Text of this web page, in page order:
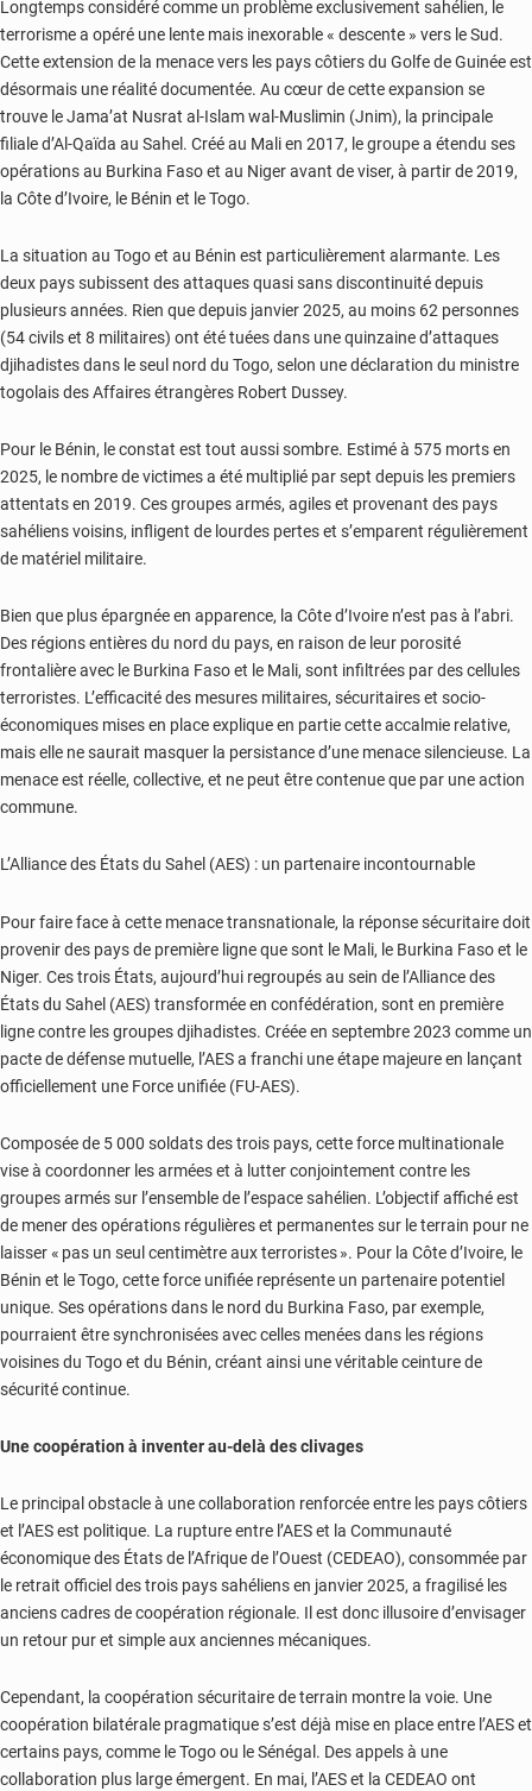
Longtemps considéré comme un problème exclusivement sahélien, le
terrorisme a opéré une lente mais inexorable « descente » vers le Sud.
Cette extension de la menace vers les pays côtiers du Golfe de Guinée est
désormais une réalité documentée. Au cœur de cette expansion se
trouve le Jama’at Nusrat al-Islam wal-Muslimin (Jnim), la principale
filiale d’Al-Qaïda au Sahel. Créé au Mali en 2017, le groupe a étendu ses
opérations au Burkina Faso et au Niger avant de viser, à partir de 2019,
la Côte d’Ivoire, le Bénin et le Togo.
La situation au Togo et au Bénin est particulièrement alarmante. Les
deux pays subissent des attaques quasi sans discontinuité depuis
plusieurs années. Rien que depuis janvier 2025, au moins 62 personnes
(54 civils et 8 militaires) ont été tuées dans une quinzaine d’attaques
djihadistes dans le seul nord du Togo, selon une déclaration du ministre
togolais des Affaires étrangères Robert Dussey.
Pour le Bénin, le constat est tout aussi sombre. Estimé à 575 morts en
2025, le nombre de victimes a été multiplié par sept depuis les premiers
attentats en 2019. Ces groupes armés, agiles et provenant des pays
sahéliens voisins, infligent de lourdes pertes et s’emparent régulièrement
de matériel militaire.
Bien que plus épargnée en apparence, la Côte d’Ivoire n’est pas à l’abri.
Des régions entières du nord du pays, en raison de leur porosité
frontalière avec le Burkina Faso et le Mali, sont infiltrées par des cellules
terroristes. L’efficacité des mesures militaires, sécuritaires et socio-
économiques mises en place explique en partie cette accalmie relative,
mais elle ne saurait masquer la persistance d’une menace silencieuse. La
menace est réelle, collective, et ne peut être contenue que par une action
commune.
L’Alliance des États du Sahel (AES) : un partenaire incontournable
Pour faire face à cette menace transnationale, la réponse sécuritaire doit
provenir des pays de première ligne que sont le Mali, le Burkina Faso et le
Niger. Ces trois États, aujourd’hui regroupés au sein de l’Alliance des
États du Sahel (AES) transformée en confédération, sont en première
ligne contre les groupes djihadistes. Créée en septembre 2023 comme un
pacte de défense mutuelle, l’AES a franchi une étape majeure en lançant
officiellement une Force unifiée (FU-AES).
Composée de 5 000 soldats des trois pays, cette force multinationale
vise à coordonner les armées et à lutter conjointement contre les
groupes armés sur l’ensemble de l’espace sahélien. L’objectif affiché est
de mener des opérations régulières et permanentes sur le terrain pour ne
laisser « pas un seul centimètre aux terroristes ». Pour la Côte d’Ivoire, le
Bénin et le Togo, cette force unifiée représente un partenaire potentiel
unique. Ses opérations dans le nord du Burkina Faso, par exemple,
pourraient être synchronisées avec celles menées dans les régions
voisines du Togo et du Bénin, créant ainsi une véritable ceinture de
sécurité continue.
Une coopération à inventer au-delà des clivages
Le principal obstacle à une collaboration renforcée entre les pays côtiers
et l’AES est politique. La rupture entre l’AES et la Communauté
économique des États de l’Afrique de l’Ouest (CEDEAO), consommée par
le retrait officiel des trois pays sahéliens en janvier 2025, a fragilisé les
anciens cadres de coopération régionale. Il est donc illusoire d’envisager
un retour pur et simple aux anciennes mécaniques.
Cependant, la coopération sécuritaire de terrain montre la voie. Une
coopération bilatérale pragmatique s’est déjà mise en place entre l’AES et
certains pays, comme le Togo ou le Sénégal. Des appels à une
collaboration plus large émergent. En mai, l’AES et la CEDEAO ont